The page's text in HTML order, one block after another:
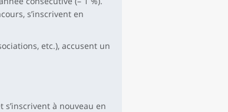
s’inscrivent en
etc.), accusent un
s’inscrivent à nouveau en